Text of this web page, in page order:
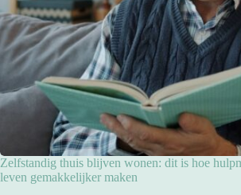
Zelfstandig thuis blijven wonen: dit is hoe
leven gemakkelijker maken